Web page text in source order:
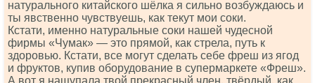
натурального китайского шёлка я сильно возбуждаюсь и
ты явственно чувствуешь, как текут мои соки.
Кстати, именно натуральные соки нашей чудесной
фирмы «Чумак» — это прямой, как стрела, путь к
здоровью. Кстати, все могут сделать себе фреш из ягод
и фруктов, купив оборудование в супермаркете «Фреш».
А вот я нащупала твой прекрасный член, твёрдый, как